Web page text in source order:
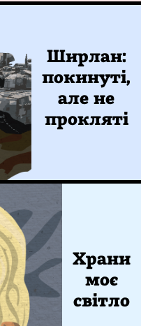
Ширлан:
покинуті,
але не
прокляті
Храни
моє
світло